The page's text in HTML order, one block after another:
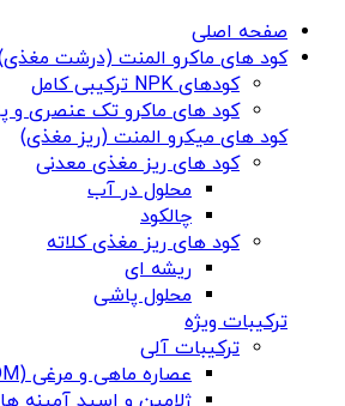
صفحه اصلی
کود های ماکرو المنت (درشت
کودهای NPK ترکیبی کامل
کود های ماکرو تک عنصری و
کود های میکرو المنت (ریز مغذی)
کود های ریز مغذی معدنی
محلول در آب
چالکود
کود های ریز مغذی کلاته
ریشه ای
محلول پاشی
ترکیبات ویژه
ترکیبات آلی
عصاره ماهی و مرغی (RDM)